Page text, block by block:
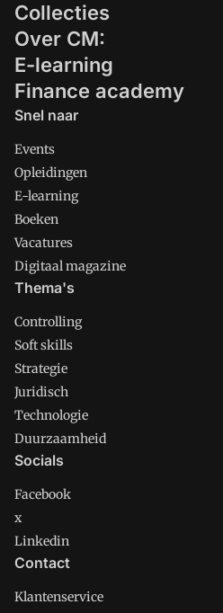
Collecties
Over CM:
E-learning
Finance academy
Snel naar
Events
Opleidingen
E-learning
Boeken
Vacatures
Digitaal magazine
Thema's
Controlling
Soft skills
Strategie
Juridisch
Technologie
Duurzaamheid
Socials
Facebook
x
Linkedin
Contact
Klantenservice